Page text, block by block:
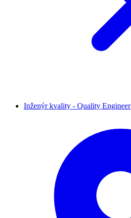
Inženýr kvality - Quality Engineer